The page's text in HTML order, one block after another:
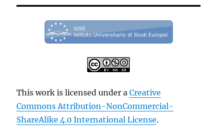
This work is licensed under aCreative
Commons Attribution-NonCommercial-
ShareAlike 4.0 International License.